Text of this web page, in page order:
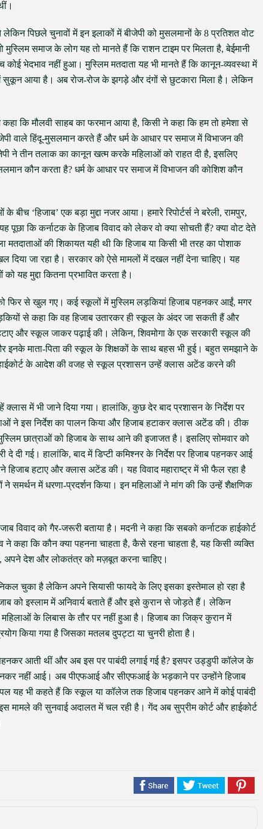
पिछले चुनावों में इन इलाकों में बीजेपी को मुसलमानों के 8 प्रतिशत वोट
समाज के लोग यह तो मानते हैं कि राशन टाइम पर मिलता है, बेईमानी
भेदभाव नहीं हुआ। मुस्लिम मतदाता यह भी मानते हैं कि कानून-व्यवस्था में
आया है। अब रोज-रोज के झगड़े और दंगों से छुटकारा मिला है। लेकिन
कि मौलवी साहब का फरमान आया है, किसी ने कहा कि हम तो हमेशा से
वाले हिंदू-मुसलमान करते हैं और धर्म के आधार पर समाज में विभाजन की
ने तीन तलाक का कानून खत्म करके महिलाओं को राहत दी है, इसलिए
कौन करता है? धर्म के आधार पर समाज में विभाजन की कोशिश कौन
‘हिजाब’ एक बड़ा मुद्दा नजर आया। हमारे रिपोर्टर्स ने बरेली, रामपुर,
कि कर्नाटक के हिजाब विवाद को लेकर वो क्या सोचती हैं? क्या वोट देते
मतदाताओं की शिकायत यही थी कि हिजाब या किसी भी तरह का पोशाक
जा रहा है। सरकार को ऐसे मामलों में दखल नहीं देना चाहिए। यह
यह मुद्दा कितना प्रभावित करता है।
फिर से खुल गए। कई स्कूलों में मुस्लिम लड़कियां हिजाब पहनकर आईं, मगर
से कहा कि वह हिजाब उतारकर ही स्कूल के अंदर जा सकती हैं और
और स्कूल जाकर पढ़ाई की। लेकिन, शिवमोगा के एक सरकारी स्कूल की
इनके माता-पिता की स्कूल के शिक्षकों के साथ बहस भी हुई। बहुत समझाने के
के आदेश की वजह से स्कूल प्रशासन उन्हें क्लास अटेंड करने की
में भी जाने दिया गया। हालांकि, कुछ देर बाद प्रशासन के निर्देश पर
ने इस निर्देश का पालन किया और हिजाब हटाकर क्लास अटेंड की। ठीक
छात्राओं को हिजाब के साथ आने की इजाजत है। इसलिए सोमवार को
दी गई। हालांकि, बाद में डिप्टी कमिश्नर के निर्देश पर हिजाब पहनकर आई
हटाए और क्लास अटेंड की। यह विवाद महाराष्ट्र में भी फैल रहा है
समर्थन में धरणा-प्रदर्शन किया। इन महिलाओं ने मांग की कि उन्हें शैक्षणिक
विवाद को गैर-जरूरी बताया है। मदनी ने कहा कि सबको कर्नाटक हाईकोर्ट
कहा कि कौन क्या पहनना चाहता है, कैसे रहना चाहता है, यह किसी व्यक्ति
अपने देश और लोकतंत्र को मज़बूत करना चाहिए।
चुका है लेकिन अपने सियासी फायदे के लिए इसका इस्तेमाल हो रहा है
को इस्लाम में अनिवार्य बताते हैं और इसे कुरान से जोड़ते हैं। लेकिन
महिलाओं के लिबास के तौर पर नहीं हुआ है। हिजाब का जिक्र कुरान में
किया गया है जिसका मतलब दुपट्टा या चुनरी होता है।
आती थीं और अब इस पर पाबंदी लगाई गई है? इसपर उड्डुपी कॉलेज के
नहीं आई। अब पीएफआई और सीएफआई के भड़काने पर उन्होंने हिजाब
यह भी कहते हैं कि स्कूल या कॉलेज तक हिजाब पहनकर आने में कोई पाबंदी
मामले की सुनवाई अदालत में चल रही है। गेंद अब सुप्रीम कोर्ट और हाईकोर्ट